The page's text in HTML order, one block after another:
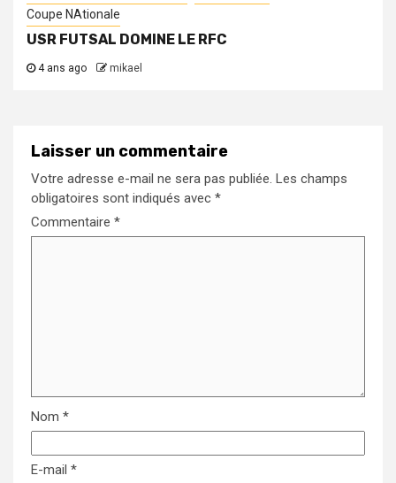
Coupe NAtionale
USR FUTSAL DOMINE LE RFC
4 ans ago mikael
Laisser un commentaire
Votre adresse e-mail ne sera pas publiée. Les champs
obligatoires sont indiqués avec *
Commentaire *
Nom *
E-mail *